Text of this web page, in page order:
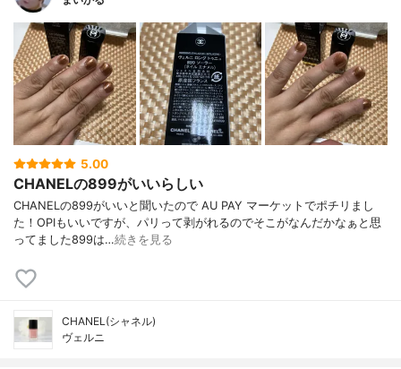
5.00
CHANELの899がいいらしい
CHANELの899がいいと聞いたので AU PAY マーケットでポチリまし
た！OPIもいいですが、パリって剥がれるのでそこがなんだかなぁと思
ってました899は…続きを見る
CHANEL(シャネル)
ヴェルニ